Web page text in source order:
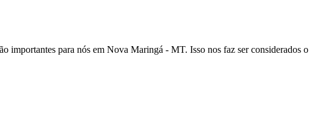
importantes para nós em Nova Maringá - MT. Isso nos faz ser considerados o